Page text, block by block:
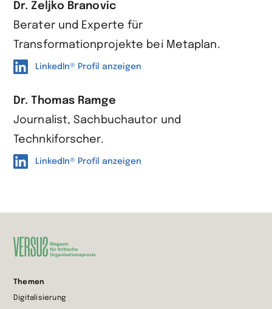
Dr. Zeljko Branovic
Berater und Experte für
Transformationprojekte bei Metaplan.
LinkedIn® Profil anzeigen
Dr. Thomas Ramge
Journalist, Sachbuchautor und
Technkiforscher.
LinkedIn® Profil anzeigen
Startseite
wechseln
Themen
Digitalisierung